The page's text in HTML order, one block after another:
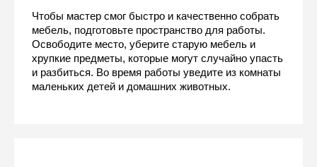
Чтобы мастер смог быстро и качественно собрать
мебель, подготовьте пространство для работы.
Освободите место, уберите старую мебель и
хрупкие предметы, которые могут случайно упасть
и разбиться. Во время работы уведите из комнаты
маленьких детей и домашних животных.